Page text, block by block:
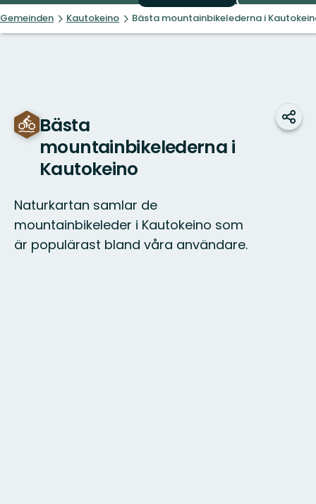
Gemeinden Kautokeino Bästa mountainbikelederna i
Bästa
mountainbikelederna i
Kautokeino
Naturkartan samlar de
mountainbikeleder i Kautokeino som
är populärast bland våra användare.